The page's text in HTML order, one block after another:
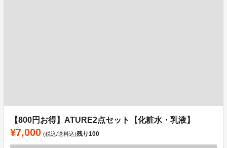
【800円お得】ATURE2点セット【化粧水・乳液】
¥7,000 (税込/送料込)残り100